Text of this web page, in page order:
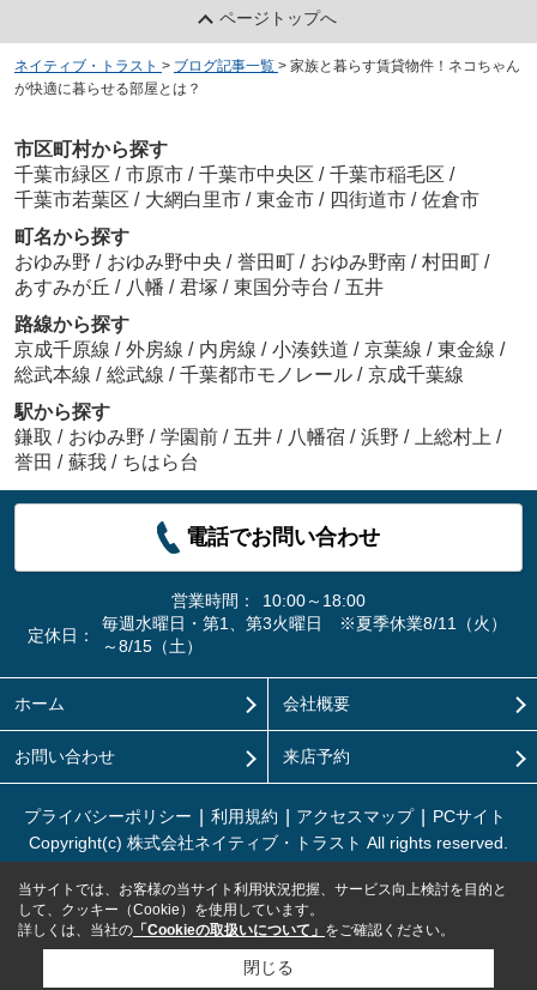
ページトップへ
ネイティブ・トラスト > ブログ記事一覧 > 家族と暮らす賃貸物件！ネコちゃん
が快適に暮らせる部屋とは？
市区町村から探す
千葉市緑区 / 市原市 / 千葉市中央区 / 千葉市稲毛区 /
千葉市若葉区 / 大網白里市 / 東金市 / 四街道市 / 佐倉市
町名から探す
おゆみ野 / おゆみ野中央 / 誉田町 / おゆみ野南 / 村田町 /
あすみが丘 / 八幡 / 君塚 / 東国分寺台 / 五井
路線から探す
京成千原線 / 外房線 / 内房線 / 小湊鉄道 / 京葉線 / 東金線 /
総武本線 / 総武線 / 千葉都市モノレール / 京成千葉線
駅から探す
鎌取 / おゆみ野 / 学園前 / 五井 / 八幡宿 / 浜野 / 上総村上 /
誉田 / 蘇我 / ちはら台
電話でお問い合わせ
営業時間：
10:00～18:00
定休日：
毎週水曜日・第1、第3火曜日 ※夏季休業8/11（火）
～8/15（土）
ホーム 会社概要
お問い合わせ 来店予約
プライバシーポリシー 利用規約 アクセスマップ
PCサイト
Copyright(c) 株式会社ネイティブ・トラスト All rights reserved.
当サイトでは、お客様の当サイト利用状況把握、サービス向上検討を目的と
して、クッキー（Cookie）を使用しています。
詳しくは、当社の 「Cookieの取扱いについて」 をご確認ください。
閉じる